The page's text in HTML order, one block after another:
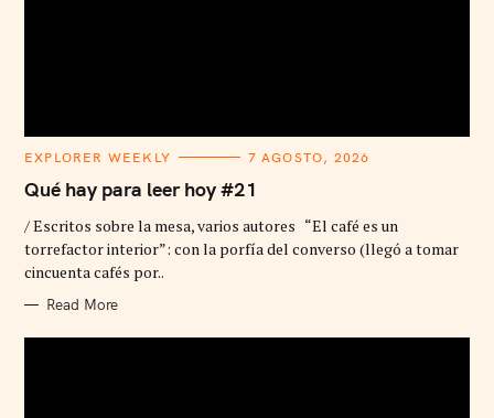
C
T
E
O
R
I
E
EXPLORER WEEKLY 7 AGOSTO, 2026
Qué hay para leer hoy #21
/ Escritos sobre la mesa, varios autores “El café es un
torrefactor interior”: con la porfía del converso (llegó a tomar
cincuenta cafés por..
Read More